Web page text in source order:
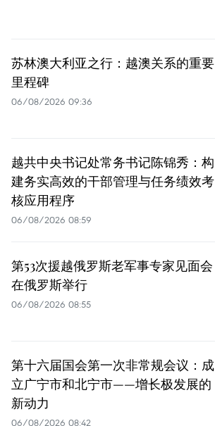
苏林澳大利亚之行：越澳关系的重要
里程碑
06/08/2026 09:36
越共中央书记处常务书记陈锦秀：构
建务实高效的干部管理与任务绩效考
核应用程序
06/08/2026 08:59
第53次援越俄罗斯老军事专家见面会
在俄罗斯举行
06/08/2026 08:55
第十六届国会第一次非常规会议：成
立广宁市和北宁市——增长极发展的
新动力
06/08/2026 08:42